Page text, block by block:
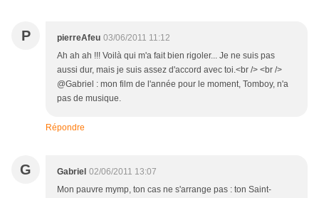
P pierreAfeu 03/06/2011 11:12
Ah ah ah !!! Voilà qui m'a fait bien rigoler... Je ne suis pas
aussi dur, mais je suis assez d'accord avec toi.<br /> <br />
@Gabriel : mon film de l'année pour le moment, Tomboy, n'a
pas de musique.
Répondre
G Gabriel 02/06/2011 13:07
Mon pauvre mymp, ton cas ne s'arrange pas : ton Saint-